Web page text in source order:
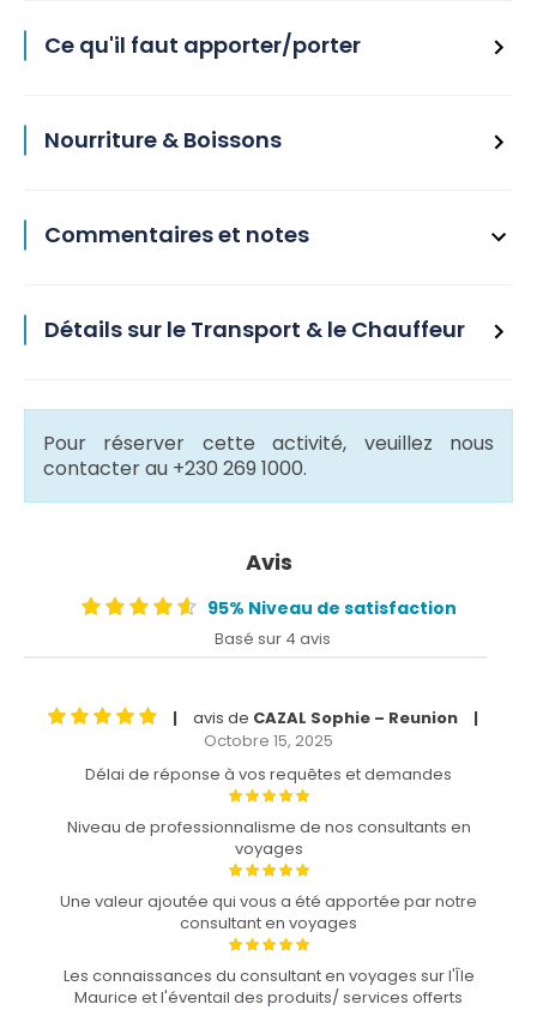
Ce qu'il faut apporter/porter
Nourriture & Boissons
Commentaires et notes
Détails sur le Transport & le Chauffeur
Pour réserver cette activité, veuillez nous
contacter au +230 269 1000.
Avis
95% Niveau de satisfaction
Basé sur 4 avis
| avis de CAZAL Sophie – Reunion |
Octobre 15, 2025
Délai de réponse à vos requêtes et demandes
Niveau de professionnalisme de nos consultants en
voyages
Une valeur ajoutée qui vous a été apportée par notre
consultant en voyages
Les connaissances du consultant en voyages sur l'Île
Maurice et l'éventail des produits/ services offerts